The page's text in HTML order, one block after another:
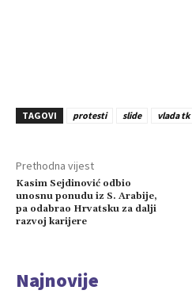
TAGOVI protesti slide vlada tk
Prethodna vijest
Kasim Sejdinović odbio
unosnu ponudu iz S. Arabije,
pa odabrao Hrvatsku za dalji
razvoj karijere
Najnovije